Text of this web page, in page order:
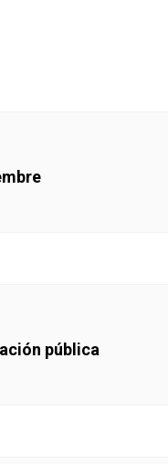
pública